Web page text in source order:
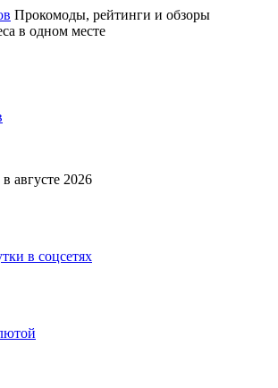
Прокомоды, рейтинги и обзоры
в одном месте
августе 2026
в соцсетях